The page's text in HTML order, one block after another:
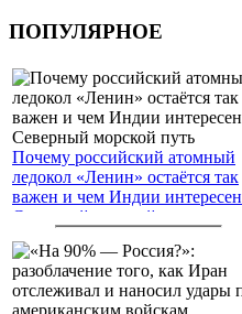
ПОПУЛЯРНОЕ
Почему российский атомный
ледокол «Ленин» остаётся так
важен и чем Индии интересен
Северный морской путь